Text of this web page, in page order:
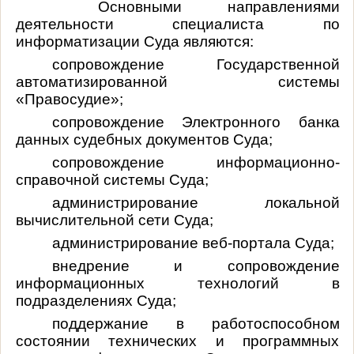
Основными направлениями
деятельности специалиста по
информатизации Суда являются:
сопровождение Государственной
автоматизированной системы
«Правосудие»;
сопровождение Электронного банка
данных судебных документов Суда;
сопровождение информационно-
справочной системы Суда;
администрирование локальной
вычислительной сети Суда;
администрирование веб-портала Суда;
внедрение и сопровождение
информационных технологий в
подразделениях Суда;
поддержание в работоспособном
состоянии технических и программных